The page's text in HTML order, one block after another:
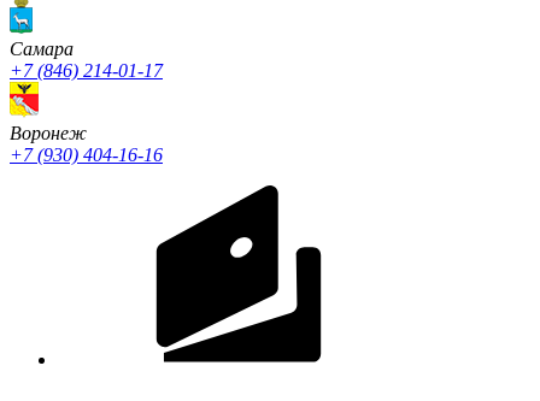
Cамара
+7 (846) 214-01-17
Воронеж
+7 (930) 404-16-16